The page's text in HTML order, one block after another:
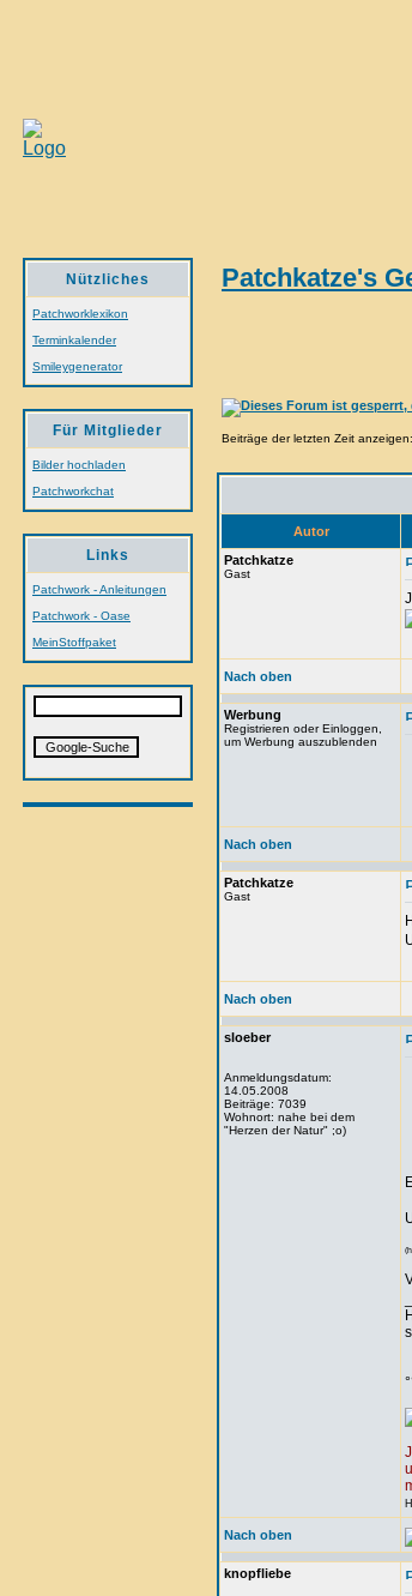
Nützliches
Patchworklexikon
Terminkalender
Smileygenerator
Für Mitglieder
Bilder hochladen
Patchworkchat
Links
Patchwork - Anleitungen
Patchwork - Oase
MeinStoffpaket
Patchkatze's
Beiträge der letzten Zeit anzeigen:
Autor
Patchkatze
Gast
Nach oben
Werbung
Registrieren oder Einloggen,
um Werbung auszublenden
Nach oben
Patchkatze
Gast
Nach oben
sloeber
Anmeldungsdatum:
14.05.2008
Beiträge: 7039
Wohnort: nahe bei dem
"Herzen der Natur" ;o)
Nach oben
knopfliebe